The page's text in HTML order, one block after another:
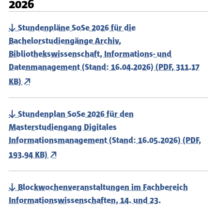
2026
Stundenpläne SoSe 2026 für die
Bachelorstudiengänge Archiv,
Bibliothekswissenschaft, Informations- und
Datenmanagement (Stand: 16.04.2026) (PDF, 311.17
KB)
Stundenplan SoSe 2026 für den
Masterstudiengang Digitales
Informationsmanagement (Stand: 16.05.2026) (PDF,
193.94 KB)
Blockwochenveranstaltungen im Fachbereich
Informationswissenschaften, 14. und 23.